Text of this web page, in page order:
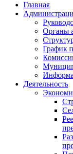
Главная
Органы
График
Деятельность